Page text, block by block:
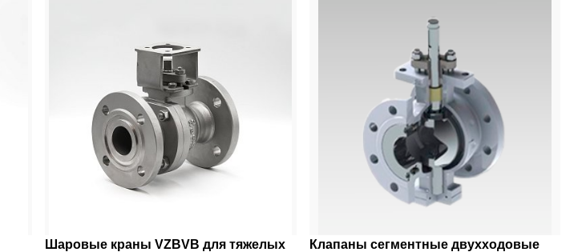
Шаровые краны VZBVB для тяжелых
Клапаны сегментные двухходовые